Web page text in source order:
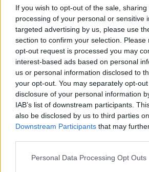
If you wish to opt-out of the sale,
processing of your personal or sensitive
targeted advertising by us, please use
section to confirm your selection.
opt-out request is processed you may
interest-based ads based on personal
us or personal information disclosed to
your opt-out. You may separately opt-
disclosure of your personal information
IAB’s list of downstream participants.
also be disclosed by us to third parties
Downstream Participants that may
Personal Data Processing Opt Outs
Deputados do PSD
Sinfónica da ARMAB pelo
certame internacional